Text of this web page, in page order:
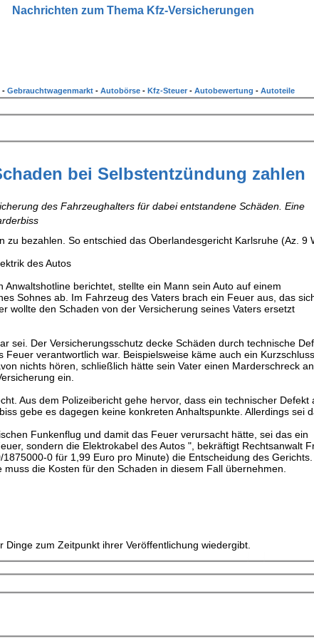
bei Selbstentzündung zahlen
des Fahrzeughalters für dabei entstandene Schäden. Eine
zu bezahlen. So entschied das Oberlandesgericht Karlsruhe (Az. 9
des Autos
berichtet, stellte ein Mann sein Auto auf einem
Sohnes ab. Im Fahrzeug des Vaters brach ein Feuer aus, das
wollte den Schaden von der Versicherung seines Vaters ersetzt
sei. Der Versicherungsschutz decke Schäden durch technische
verantwortlich war. Beispielsweise käme auch ein Kurzschluss
nichts hören, schließlich hätte sein Vater einen Marderschreck an
ein.
Aus dem Polizeibericht gehe hervor, dass ein technischer Defekt
gebe es dagegen keine konkreten Anhaltspunkte. Allerdings sei
Funkenflug und damit das Feuer verursacht hätte, sei das ein
sondern die Elektrokabel des Autos ", bekräftigt Rechtsanwalt
0 für 1,99 Euro pro Minute) die Entscheidung des
die Kosten für den Schaden in diesem Fall übernehmen.
zum Zeitpunkt ihrer Veröffentlichung wiedergibt.
Nachrichten zum Thema Kfz-Versicherungen
- Gebrauchtwagenmarkt - Autobörse - Kfz-Steuer - Autobewertung - Autoteile